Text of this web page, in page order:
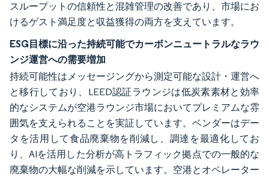
スループットの信頼性と混雑管理の改善であり、市場にお
けるゲスト満足度と収益獲得の両方を支えています。
ESG目標に沿った持続可能でカーボンニュートラルなラウ
ンジ運営への需要増加
持続可能性はメッセージングから測定可能な設計・運営へ
と移行しており、LEED認証ラウンジは低炭素素材と効率
的なシステムが空港ラウンジ市場においてプレミアムな雰
囲気を支えられることを実証しています。ベンダーはデー
タを活用して食品廃棄物を削減し、調達を最適化してお
り、AIを活用した分析が高トラフィック拠点での一般的な
廃棄物の大幅な削減を示しています。空港とオペレーター